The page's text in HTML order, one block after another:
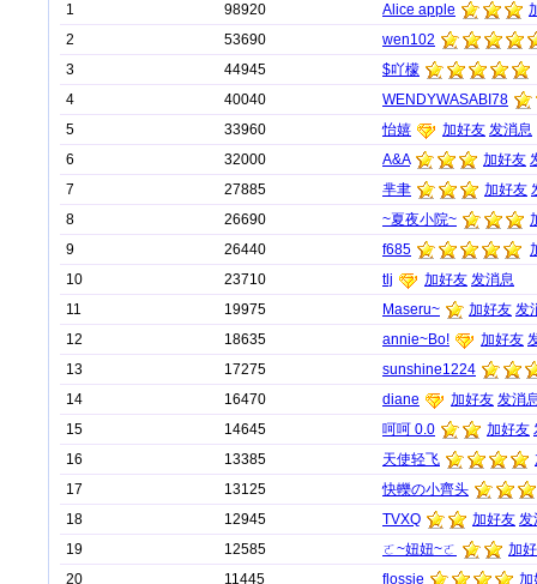
1 98920 Alice apple
2
53690
wen102
3
44945
$吖檬
4
40040
WENDYWASABI78
5
33960 怡嬉 加好友 发消息
6
32000 A&A 加好友
7
27885 芈聿 加好友
8
26690 ~夏夜小院~
9
26440 f685
10
23710 tlj 加好友 发消息
11
19975 Maseru~ 加好友 发
12
18635 annie~Bo! 加好友
13
17275
sunshine1224
14
16470 diane 加好友 发消
15
14645 呵呵 0.0 加好友
16
13385 天使轻飞
17
13125
快轢の小齊头
18
12945 TVXQ 加好友 发
19
12585 ㄛ~妞妞~ㄛ
加
20
11445 flossie
加